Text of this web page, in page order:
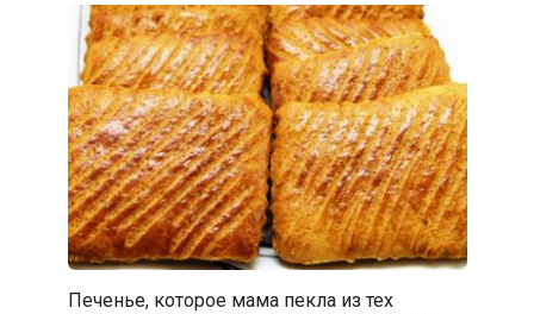
Печенье, которое мама пекла из тех